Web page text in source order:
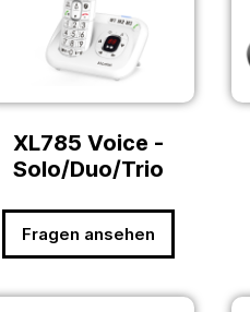
XL785 Voice -
Solo/Duo/Trio
Fragen ansehen